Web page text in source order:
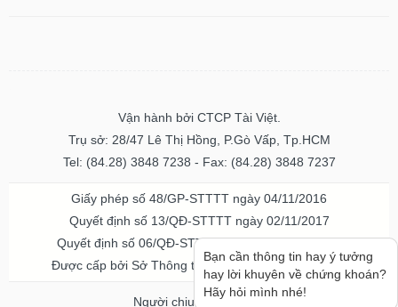
Vận hành bởi CTCP Tài Việt.
Trụ sở: 28/47 Lê Thị Hồng, P.Gò Vấp, Tp.HCM
Tel: (84.28) 3848 7238 - Fax: (84.28) 3848 7237
Giấy phép số 48/GP-STTTT ngày 04/11/2016
Quyết định số 13/QĐ-STTTT ngày 02/11/2017
Quyết định số 06/QĐ-STTTT-ICP ngày 20/07/2023
Được cấp bởi Sở Thông tin và Truyền thông TPHCM
Người chịu trách nhiệm
Bạn cần thông tin hay ý tưởng
hay lời khuyên về chứng khoán?
Hãy hỏi mình nhé!